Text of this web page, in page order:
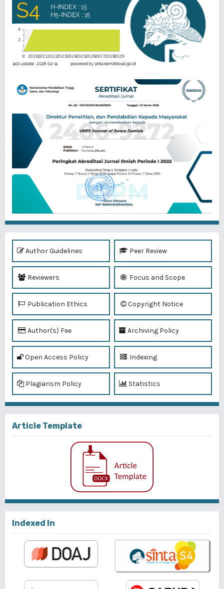
Author Guidelines Peer Review
Reviewers Focus and Scope
Publication Ethics Copyright Notice
Author(s) Fee Archiving Policy
Open Access Policy Indexing
Plagiarism Policy Statistics
Article Template
Indexed In